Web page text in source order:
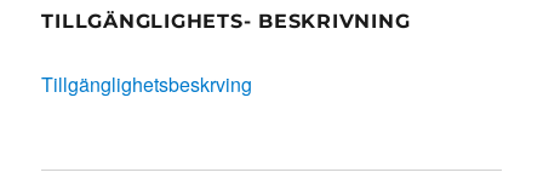
TILLGÄNGLIGHETS- BESKRIVNING
Tillgänglighetsbeskrving